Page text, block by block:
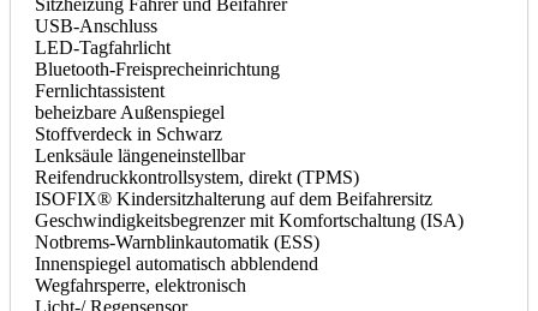
USB-Anschluss
LED-Tagfahrlicht
Bluetooth-Freisprecheinrichtung
Fernlichtassistent
beheizbare Außenspiegel
Stoffverdeck in Schwarz
Lenksäule längeneinstellbar
Reifendruckkontrollsystem, direkt (TPMS)
ISOFIX® Kindersitzhalterung auf dem Beifahrersitz
Geschwindigkeitsbegrenzer mit Komfortschaltung (ISA)
Notbrems-Warnblinkautomatik (ESS)
Innenspiegel automatisch abblendend
Wegfahrsperre, elektronisch
Licht-/ Regensensor